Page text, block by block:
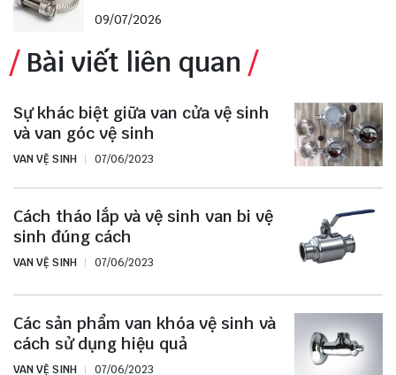
09/07/2026
Bài viết liên quan
Sự khác biệt giữa van cửa vệ sinh
và van góc vệ sinh
VAN VỆ SINH 07/06/2023
Cách tháo lắp và vệ sinh van bi vệ
sinh đúng cách
VAN VỆ SINH 07/06/2023
Các sản phẩm van khóa vệ sinh và
cách sử dụng hiệu quả
VAN VỆ SINH 07/06/2023